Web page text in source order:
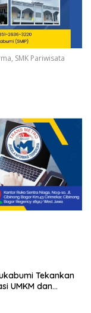
SMK Pariwisata
Tekankan
UMKM dan